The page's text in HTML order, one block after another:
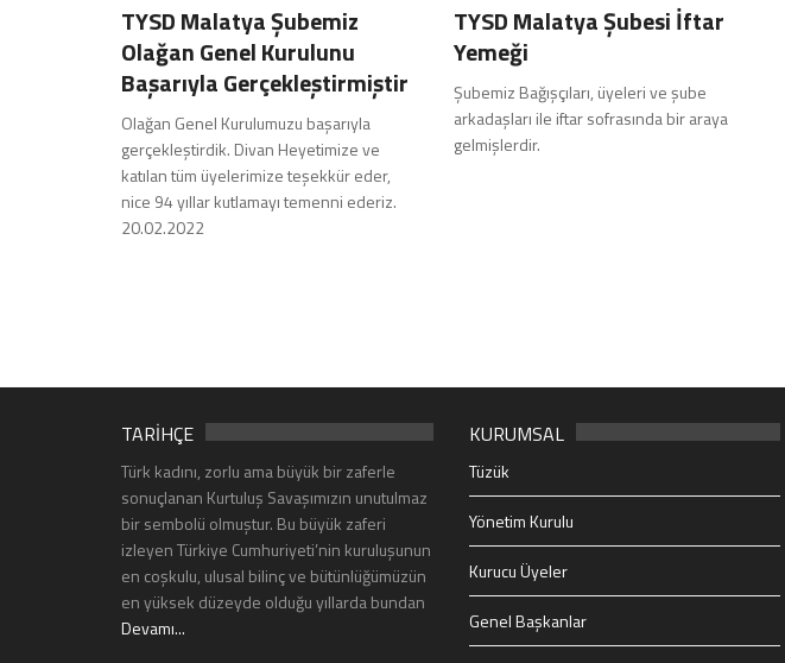
TYSD Malatya Şubemiz
Olağan Genel Kurulunu
Başarıyla Gerçekleştirmiştir
Olağan Genel Kurulumuzu başarıyla
gerçekleştirdik. Divan Heyetimize ve
katılan tüm üyelerimize teşekkür eder,
nice 94 yıllar kutlamayı temenni ederiz.
20.02.2022
TYSD Malatya Şubesi İftar
Yemeği
Şubemiz Bağışçıları, üyeleri ve şube
arkadaşları ile iftar sofrasında bir araya
gelmişlerdir.
TARİHÇE
Türk kadını, zorlu ama büyük bir zaferle
sonuçlanan Kurtuluş Savaşımızın unutulmaz
bir sembolü olmuştur. Bu büyük zaferi
izleyen Türkiye Cumhuriyeti’nin kuruluşunun
en coşkulu, ulusal bilinç ve bütünlüğümüzün
en yüksek düzeyde olduğu yıllarda bundan
Devamı...
KURUMSAL
Tüzük
Yönetim Kurulu
Kurucu Üyeler
Genel Başkanlar